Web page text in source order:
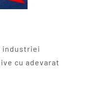
industriei
cu adevarat